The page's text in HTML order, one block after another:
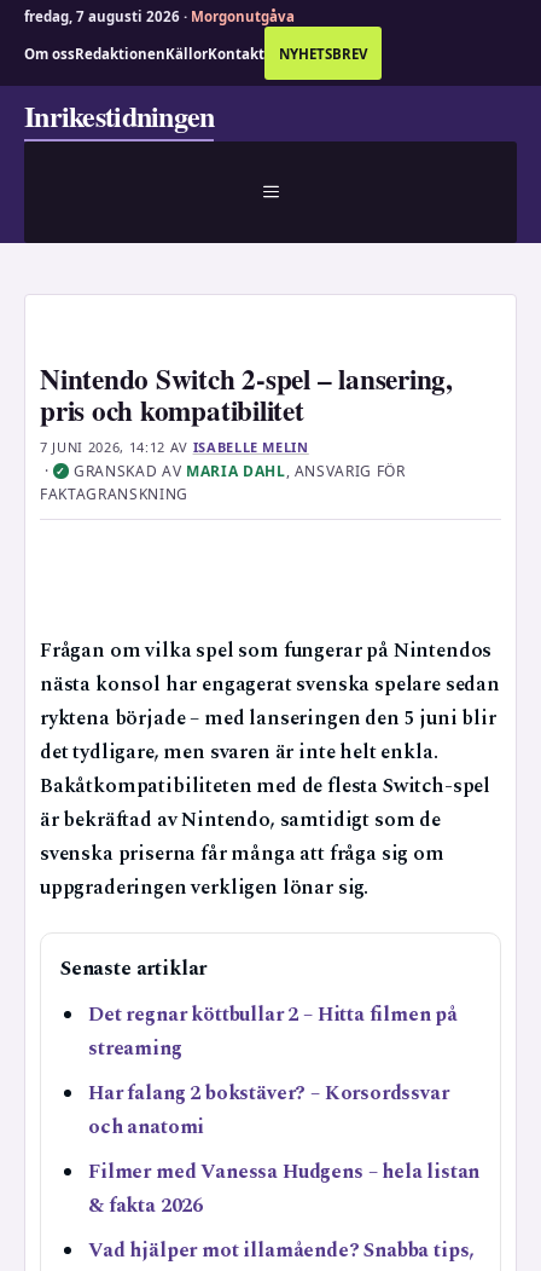
fredag, 7 augusti 2026 · Morgonutgåva
Om ossRedaktionenKällorKontakt NYHETSBREV
Inrikestidningen
MENY
Nintendo Switch 2-spel – lansering,
pris och kompatibilitet
7 JUNI 2026, 14:12 AV ISABELLE MELIN
· ✓ GRANSKAD AV MARIA DAHL, ANSVARIG FÖR
FAKTAGRANSKNING
Frågan om vilka spel som fungerar på Nintendos
nästa konsol har engagerat svenska spelare sedan
ryktena började – med lanseringen den 5 juni blir
det tydligare, men svaren är inte helt enkla.
Bakåtkompatibiliteten med de flesta Switch-spel
är bekräftad av Nintendo, samtidigt som de
svenska priserna får många att fråga sig om
uppgraderingen verkligen lönar sig.
Senaste artiklar
Det regnar köttbullar 2 – Hitta filmen på
streaming
Har falang 2 bokstäver? – Korsordssvar
och anatomi
Filmer med Vanessa Hudgens – hela listan
& fakta 2026
Vad hjälper mot illamående? Snabba tips,